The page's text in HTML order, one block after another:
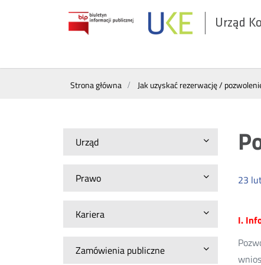
Urząd
Menu
Strona główna Jak uzyskać rezerwację /
Urząd
Prawo
Kariera
Zamówienia publiczne
23
I.